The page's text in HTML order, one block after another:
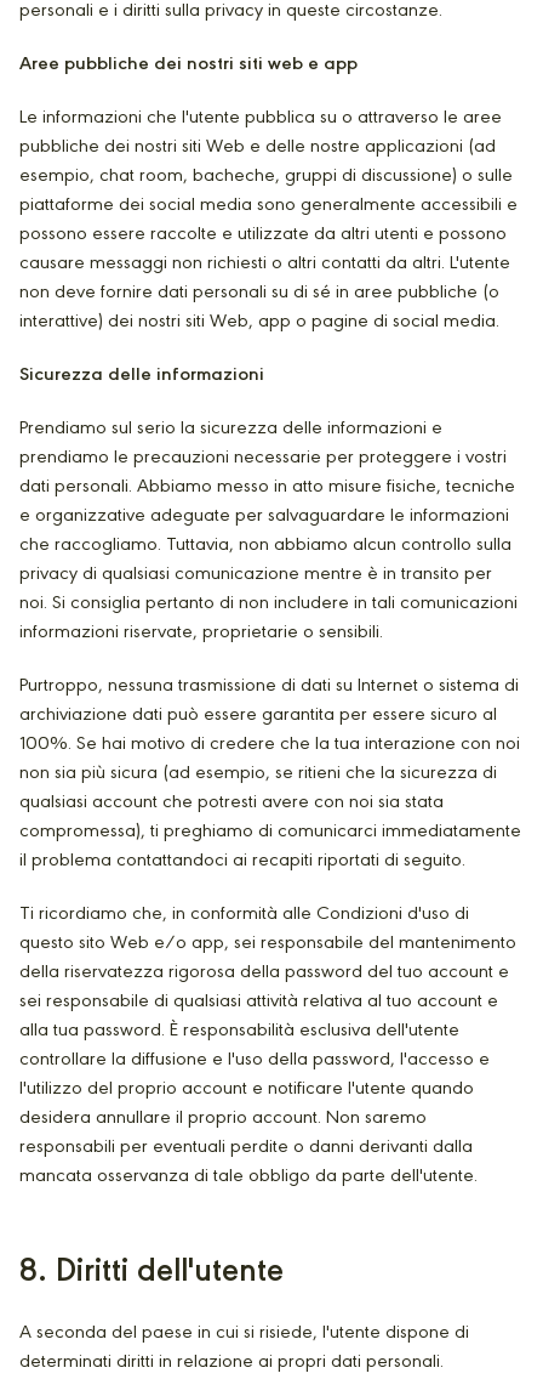
personali e i diritti sulla privacy in queste circostanze.
Aree pubbliche dei nostri siti web e app
Le informazioni che l'utente pubblica su o attraverso le aree
pubbliche dei nostri siti Web e delle nostre applicazioni (ad
esempio, chat room, bacheche, gruppi di discussione) o sulle
piattaforme dei social media sono generalmente accessibili e
possono essere raccolte e utilizzate da altri utenti e possono
causare messaggi non richiesti o altri contatti da altri. L'utente
non deve fornire dati personali su di sé in aree pubbliche (o
interattive) dei nostri siti Web, app o pagine di social media.
Sicurezza delle informazioni
Prendiamo sul serio la sicurezza delle informazioni e
prendiamo le precauzioni necessarie per proteggere i vostri
dati personali. Abbiamo messo in atto misure fisiche, tecniche
e organizzative adeguate per salvaguardare le informazioni
che raccogliamo. Tuttavia, non abbiamo alcun controllo sulla
privacy di qualsiasi comunicazione mentre è in transito per
noi. Si consiglia pertanto di non includere in tali comunicazioni
informazioni riservate, proprietarie o sensibili.
Purtroppo, nessuna trasmissione di dati su Internet o sistema di
archiviazione dati può essere garantita per essere sicuro al
100%. Se hai motivo di credere che la tua interazione con noi
non sia più sicura (ad esempio, se ritieni che la sicurezza di
qualsiasi account che potresti avere con noi sia stata
compromessa), ti preghiamo di comunicarci immediatamente
il problema contattandoci ai recapiti riportati di seguito.
Ti ricordiamo che, in conformità alle Condizioni d'uso di
questo sito Web e/o app, sei responsabile del mantenimento
della riservatezza rigorosa della password del tuo account e
sei responsabile di qualsiasi attività relativa al tuo account e
alla tua password. È responsabilità esclusiva dell'utente
controllare la diffusione e l'uso della password, l'accesso e
l'utilizzo del proprio account e notificare l'utente quando
desidera annullare il proprio account. Non saremo
responsabili per eventuali perdite o danni derivanti dalla
mancata osservanza di tale obbligo da parte dell'utente.
8. Diritti dell'utente
A seconda del paese in cui si risiede, l'utente dispone di
determinati diritti in relazione ai propri dati personali.